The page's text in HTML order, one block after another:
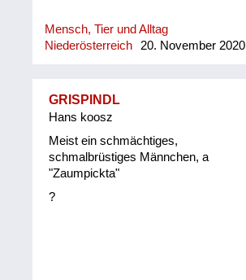
Mensch, Tier und Alltag
Niederösterreich
20. November 2020
GRISPINDL
Hans koosz
Meist ein schmächtiges,
schmalbrüstiges Männchen, a
"Zaumpickta"
?